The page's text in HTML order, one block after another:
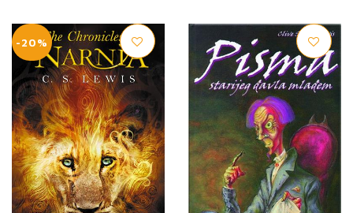
-20%